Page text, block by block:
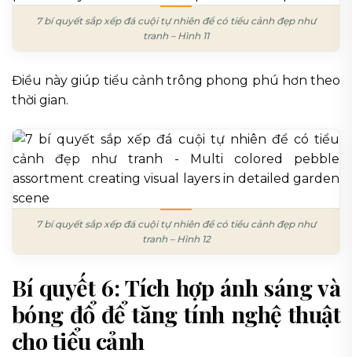
7 bí quyết sắp xếp đá cuội tự nhiên để có tiểu cảnh đẹp như
tranh – Hình 11
Điều này giúp tiểu cảnh trông phong phú hơn theo
thời gian.
7 bí quyết sắp xếp đá cuội tự nhiên để có tiểu cảnh đẹp như
tranh – Hình 12
Bí quyết 6: Tích hợp ánh sáng và
bóng đổ để tăng tính nghệ thuật
cho tiểu cảnh